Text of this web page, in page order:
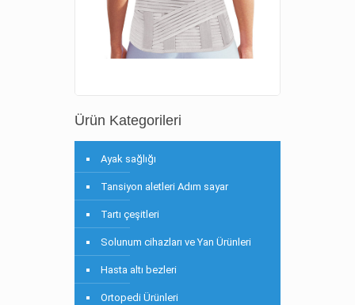
Ürün Kategorileri
Ayak sağlığı
Tansiyon aletleri Adım sayar
Tartı çeşitleri
Solunum cihazları ve Yan Ürünleri
Hasta altı bezleri
Ortopedi Ürünleri